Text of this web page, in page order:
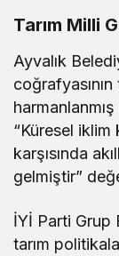
Tarım Milli
Ayvalık
“Küresel
karşısında
gelmiştir”
İYİ Parti Grup
tarım